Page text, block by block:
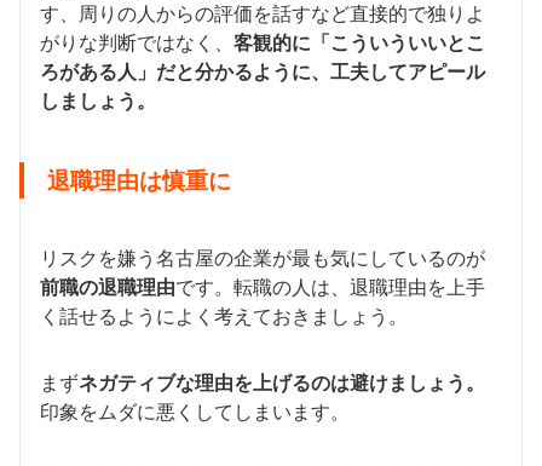
す、周りの人からの評価を話すなど直接的で独りよ
がりな判断ではなく、 客観的に「こういういいとこ
ろがある人」だと分かるように、工夫してアピール
しましょう。
退職理由は慎重に
リスクを嫌う名古屋の企業が最も気にしているのが
前職の退職理由です。転職の人は、退職理由を上手
く話せるようによく考えておきましょう。
まずネガティブな理由を上げるのは避けましょう。
印象をムダに悪くしてしまいます。